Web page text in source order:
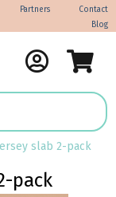
Contact
Partners
Blog
slab 2-pack
pack